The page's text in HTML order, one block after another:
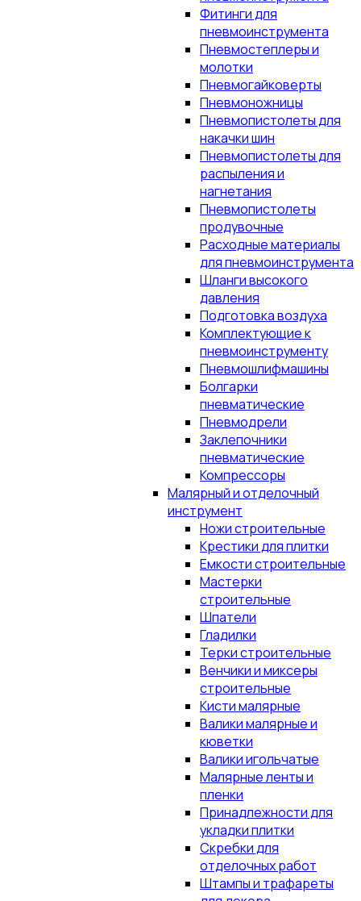
Фитинги для
пневмоинструмента
Пневмостеплеры и
молотки
Пневмогайковерты
Пневмоножницы
Пневмопистолеты для
накачки шин
Пневмопистолеты для
распыления и
нагнетания
Пневмопистолеты
продувочные
Расходные материалы
для пневмоинструмента
Шланги высокого
давления
Подготовка воздуха
Комплектующие к
пневмоинструменту
Пневмошлифмашины
Болгарки
пневматические
Пневмодрели
Заклепочники
пневматические
Компрессоры
Малярный и отделочный
инструмент
Ножи строительные
Крестики для плитки
Емкости строительные
Мастерки
строительные
Шпатели
Гладилки
Терки строительные
Венчики и миксеры
строительные
Кисти малярные
Валики малярные и
кюветки
Валики игольчатые
Малярные ленты и
пленки
Принадлежности для
укладки плитки
Скребки для
отделочных работ
Штампы и трафареты